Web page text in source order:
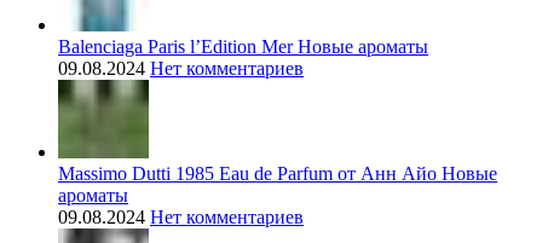
Balenciaga Paris l’Edition Mer Новые ароматы
09.08.2024 Нет комментариев
Massimo Dutti 1985 Eau de Parfum от Анн Айо Новые
ароматы
09.08.2024 Нет комментариев